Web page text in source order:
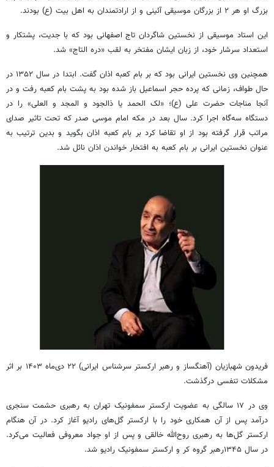
بزرگ او هر ۲ از بزرگان موسیقی آئینی و از ارادتمندان به اهل بیت (ع) بودند.
این استاد موسیقی از نخستین شاگردان تاج اصفهانی بود که با جدیت، پشتکار و
استعداد سرشار خود، از زبان ایشان مفتخر به لقب «دره التاج» شد.
همچنین وی نخستین ایرانی بود که بر بام کعبه اذان گفت. ابتدا در سال ۱۳۵۲ در
حال طواف، زمانی که پرده حجر اسماعیل باز شده بود به پشت بام کعبه رفت و در
آنجا مناجات حضرت علی (ع)؛ «لک الحمد یا ذالجود و المجد و العلی» را در
دستگاه سه‌گاه اجرا کرد. سال بعد در مکه امام موسی صدر که تحت تاثیر صدای
مراتب قرار گرفته بود از او تقاضا کرد بر بام کعبه اذان بگوید و بدین ترتیب به
عنوان نخستین ایرانی بر بام کعبه به افتخار خواندن اذان نائل شد.
فریدون شهبازیان (آهنگساز و رهبر ارکستر سرشناس ایرانی) ۲۲ دی‌ماه ۱۴۰۳ بر اثر
مشکلات تنفسی درگذشت.
وی در ۱۷ سالگی به عضویت ارکستر سمفونیک تهران به رهبری حشمت سنجری
درآمد پس از آن همکاری خود را با ارکستر گل‌های رادیو آغاز کرد. در آن هنگام
ارکستر گل‌ها به رهبری روح‌الله خالقی و پس از او جواد معروفی فعالیت می‌کرد.
در سال ۱۳۴۵رهبر گروه کر و ارکستر سمفونیک رادیو شد.